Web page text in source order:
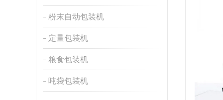
粉末自动包装机
定量包装机
粮食包装机
吨袋包装机